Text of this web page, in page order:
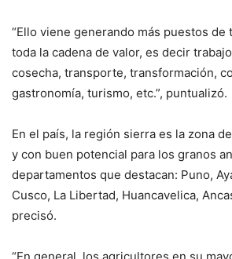
“Ello viene generando más puestos de
toda la cadena de valor, es decir
cosecha, transporte, transformación,
gastronomía, turismo, etc.”, puntualizó.
En el país, la región sierra es la zona
y con buen potencial para los granos
departamentos que destacan: Puno,
Cusco, La Libertad, Huancavelica,
precisó.